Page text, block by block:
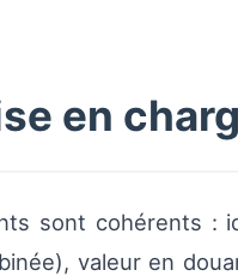
en
sont cohérents :
valeur en